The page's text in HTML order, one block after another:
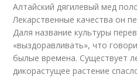
Алтайский дягилевый мед
Лекарственные качества он
Даля название культуры
«выздоравливать», что
былые времена. Существует
дикорастущее растение